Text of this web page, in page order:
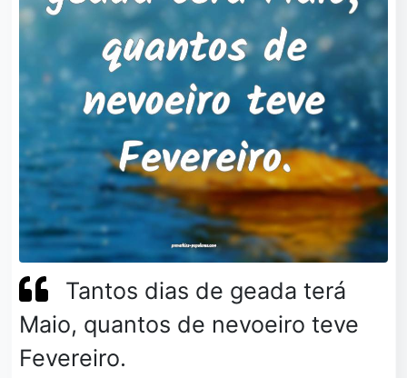
Tantos dias de geada terá
Maio, quantos de nevoeiro teve
Fevereiro.